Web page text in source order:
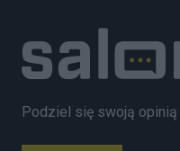
Podziel się swoją opinią